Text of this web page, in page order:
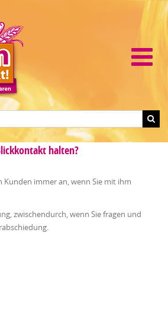
halten?
Kunden immer an, wenn Sie mit ihm
zwischendurch, wenn Sie fragen und